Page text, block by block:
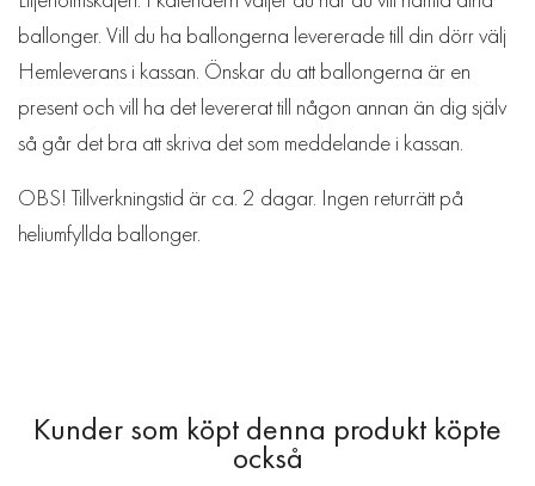
ballonger. Vill du ha ballongerna levererade till din dörr välj
Hemleverans i kassan. Önskar du att ballongerna är en
present och vill ha det levererat till någon annan än dig själv
så går det bra att skriva det som meddelande i kassan.
OBS! Tillverkningstid är ca. 2 dagar. Ingen returrätt på
heliumfyllda ballonger.